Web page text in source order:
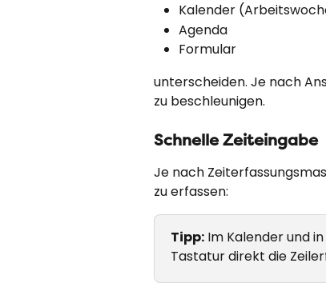
Kalender
Agenda
Formular
unterscheiden. Je nach
zu beschleunigen.
Schnelle Zeiteingabe
Je nach
zu erfassen:
Tipp: Im Kalender und
Tastatur direkt die